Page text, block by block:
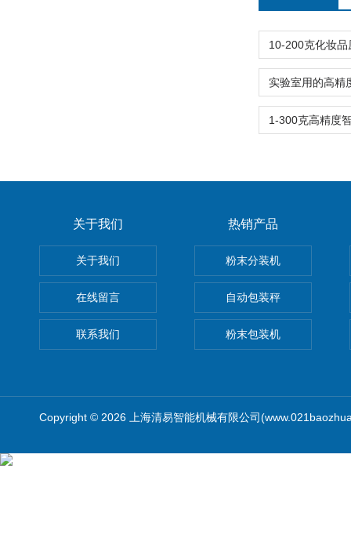
关于我们
关于我们
在线留言
联系我们
热销产品
粉末分装机
自动包装秤
粉末包装机
Copyright © 2026 上海清易智能机械有限公司